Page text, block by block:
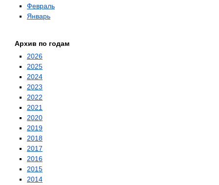
Февраль
Январь
Архив по годам
2026
2025
2024
2023
2022
2021
2020
2019
2018
2017
2016
2015
2014